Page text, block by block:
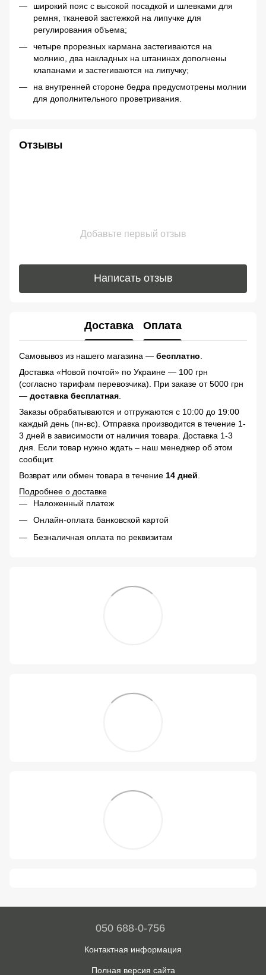
широкий пояс с высокой посадкой и шлевками для
ремня, тканевой застежкой на липучке для
регулирования объема;
четыре прорезных кармана застегиваются на
молнию, два накладных на штанинах дополнены
клапанами и застегиваются на липучку;
на внутренней стороне бедра предусмотрены молнии
для дополнительного проветривания.
Отзывы
Добавьте первый отзыв
Написать отзыв
Доставка Оплата
Самовывоз из нашего магазина — бесплатно
Доставка «Новой почтой» по Украине — 100 грн
(согласно тарифам перевозчика). При заказе от 5000 грн
— доставка бесплатная
Заказы обрабатываются и отгружаются с 10:00 до 19:00
каждый день (пн-вс). Отправка производится в течение 1-
3 дней в зависимости от наличия товара. Доставка 1-3
дня. Если товар нужно ждать – наш менеджер об этом
сообщит.
Возврат или обмен товара в течение 14 дней
Подробнее о доставке
Наложенный платеж
Онлайн-оплата банковской картой
Безналичная оплата по реквизитам
050 688-0-756
Контактная информация
Полная версия сайта